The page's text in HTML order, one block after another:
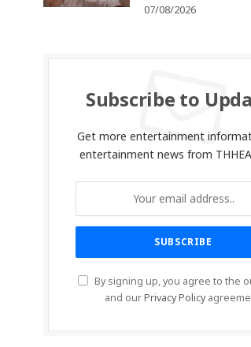
07/08/2026
Subscribe to
Get more entertainment
entertainment news from
By signing up, you agree to the
and ourPrivacy Policy